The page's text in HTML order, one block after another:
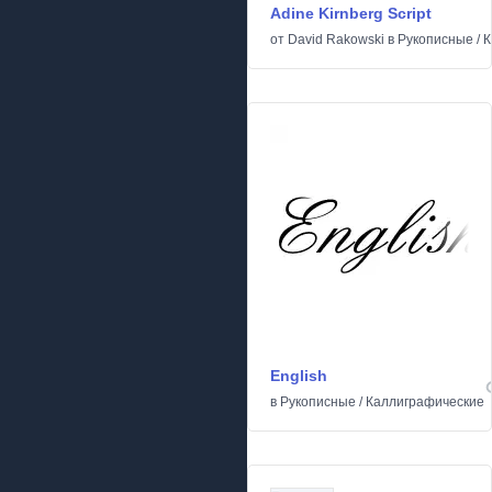
Adine Kirnberg Script
от David Rakowski в Рукописные /
English
в Рукописные / Каллиграфические